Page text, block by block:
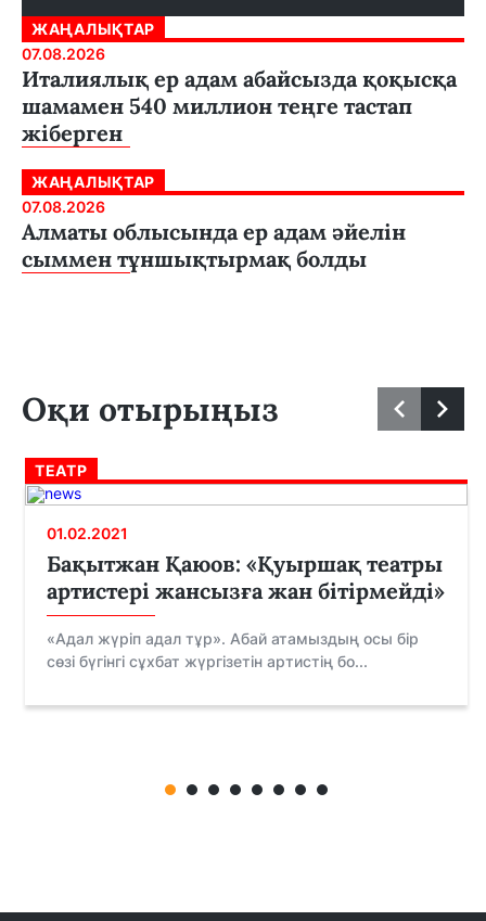
ЖАҢАЛЫҚТАР
07.08.2026
Италиялық ер адам абайсызда қоқысқа
шамамен 540 миллион теңге тастап
жіберген
ЖАҢАЛЫҚТАР
07.08.2026
Алматы облысында ер адам әйелін
сыммен тұншықтырмақ болды
Оқи отырыңыз
ТЕАТР
01.02.2021
Бақытжан Қаюов: «Қуыршақ театры
артистері жансызға жан бітірмейді»
«Адал жүріп адал тұр». Абай атамыздың осы бір
сөзі бүгінгі сұхбат жүргізетін артистің бо...